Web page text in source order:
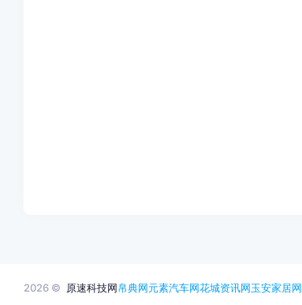
2026 © 原速科技网帛典网元素汽车网花城资讯网玉安家居网